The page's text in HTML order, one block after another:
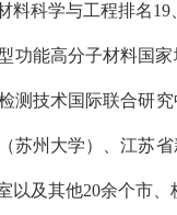
科学与工程排名19
功能高分子材料国
测技术国际联合研
苏州大学）、江苏
及其他20余个市、